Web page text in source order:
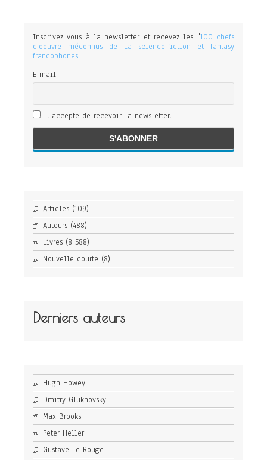
Inscrivez vous à la newsletter et recevez les "100 chefs
d'oeuvre méconnus de la science-fiction et fantasy
francophones".
E-mail
J'accepte de recevoir la newsletter.
Articles (109)
Auteurs (488)
Livres (8 588)
Nouvelle courte (8)
Derniers auteurs
Hugh Howey
Dmitry Glukhovsky
Max Brooks
Peter Heller
Gustave Le Rouge